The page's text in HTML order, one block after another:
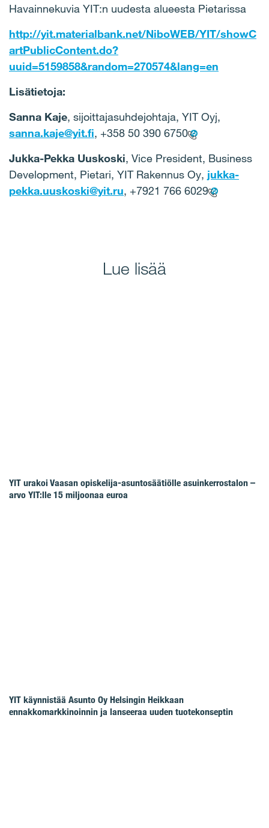
Havainnekuvia YIT:n uudesta alueesta Pietarissa
http://yit.materialbank.net/NiboWEB/YIT/showC
artPublicContent.do?
uuid=5159858&random=270574&lang=en
Lisätietoja:
Sanna Kaje, sijoittajasuhdejohtaja, YIT Oyj,
sanna.kaje@yit.fi, +358 50 390 6750
Jukka-Pekka Uuskoski, Vice President, Business
Development, Pietari, YIT Rakennus Oy, jukka-
pekka.uuskoski@yit.ru, +7921 766 6029
Lue lisää
YIT urakoi Vaasan opiskelija-asuntosäätiölle asuinkerrostalon –
arvo YIT:lle 15 miljoonaa euroa
YIT käynnistää Asunto Oy Helsingin Heikkaan
ennakkomarkkinoinnin ja lanseeraa uuden tuotekonseptin